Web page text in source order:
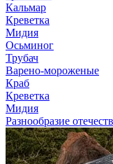
Кальмар
Креветка
Мидия
Осьминог
Трубач
Варено-мороженые
Краб
Креветка
Мидия
Разнообразие